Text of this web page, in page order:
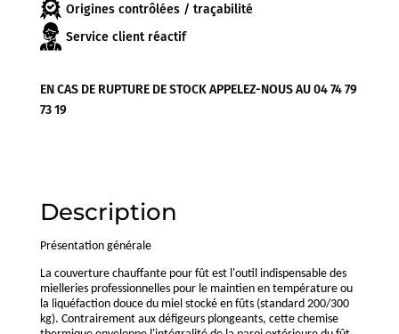
Origines contrôlées / traçabilité
Service client réactif
EN CAS DE RUPTURE DE STOCK APPELEZ-NOUS AU 04 74 79
73 19
Description
Présentation générale
La couverture chauffante pour fût est l'outil indispensable des
mielleries professionnelles pour le maintien en température ou
la liquéfaction douce du miel stocké en fûts (standard 200/300
kg). Contrairement aux défigeurs plongeants, cette chemise